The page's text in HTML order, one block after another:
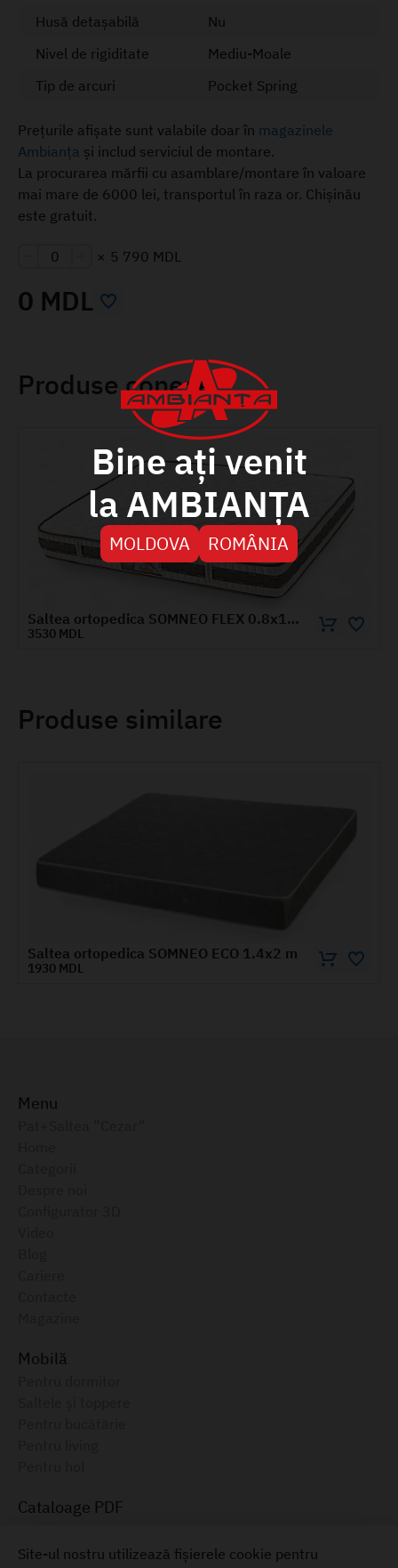
Husă detașabilă
Nu
Nivel de rigiditate
Mediu-Moale
Tip de arcuri
Pocket Spring
Prețurile afișate sunt valabile doar în magazinele
Ambianța și includ serviciul de montare.
La procurarea mărfii cu asamblare/montare în valoare
mai mare de 6000 lei, transportul în raza or. Chișinău
este gratuit.
× 5 790 MDL
0 MDL
Produse conexe
Saltea ortopedica SOMNEO FLEX 0.8x1.9 m
Produse similare
SOMNEO ECO 1.4x2 m Saltea
5690 MDL
Menu
Mobilă
Cataloage PDF
Catalog electronic, August 2025
Site-ul nostru utilizează fișierele cookie pentru
Bine ați venit
la AMBIANȚA
MOLDOVA ROMÂNIA